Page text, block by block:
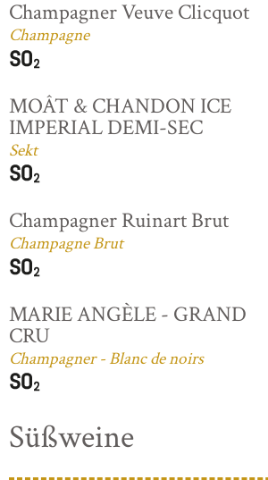
Champagner Veuve Clicquot
Champagne
MOÂT & CHANDON ICE
IMPERIAL DEMI-SEC
Sekt
Champagner Ruinart Brut
Champagne Brut
MARIE ANGÈLE - GRAND
CRU
Champagner - Blanc de noirs
Süßweine